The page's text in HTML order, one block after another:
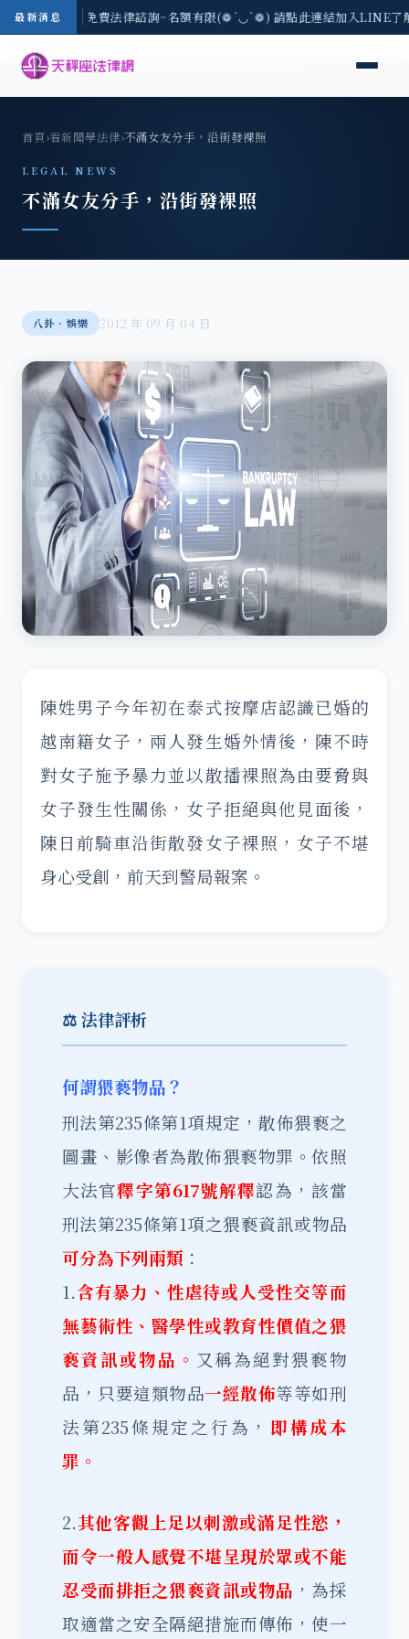
最新消息
-8/3(一) 現場免費法律諮詢~名額有限(❁´◡`❁) 請點此連結加入LINE
首頁›看新聞學法律›不滿女友分手，沿街發裸照
LEGAL NEWS
不滿女友分手，沿街發裸照
八卦‧娛樂 2012 年 09 月 04 日
陳姓男子今年初在泰式按摩店認識已婚的
越南籍女子，兩人發生婚外情後，陳不時
對女子施予暴力並以散播裸照為由要脅與
女子發生性關係，女子拒絕與他見面後，
陳日前騎車沿街散發女子裸照，女子不堪
身心受創，前天到警局報案。
⚖️ 法律評析
何謂猥褻物品？
刑法第235條第1項規定，散佈猥褻之
圖畫、影像者為散佈猥褻物罪。依照
大法官釋字第617號解釋認為，該當
刑法第235條第1項之猥褻資訊或物品
可分為下列兩類 ：
1.含有暴力、性虐待或人受性交等而
無藝術性、醫學性或教育性價值之猥
褻資訊或物品。 又稱為絕對猥褻物
品，只要這類物品一經散佈等等如刑
法第235條規定之行為， 即構成本
罪。
2.其他客觀上足以刺激或滿足性慾，
而令一般人感覺不堪呈現於眾或不能
忍受而排拒之猥褻資訊或物品 ，為採
取適當之安全隔絕措施而傳佈，使一